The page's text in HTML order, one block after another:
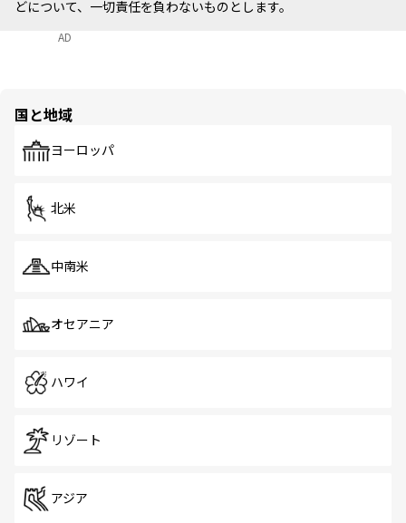
どについて、一切責任を負わないものとします。
AD
国と地域
ヨーロッパ
北米
中南米
オセアニア
ハワイ
リゾート
アジア